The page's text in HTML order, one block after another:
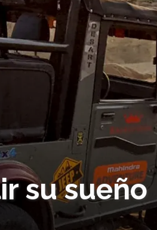
su sueño